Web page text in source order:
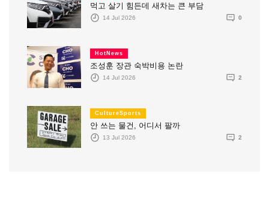
먹고 살기 힘든데 새차는 큰 부담
14 Jul 2026 0
HotNews
조성훈 장관 숙박비용 논란
14 Jul 2026 2
CultureSports
안 쓰는 물건, 어디서 팔까
13 Jul 2026 2